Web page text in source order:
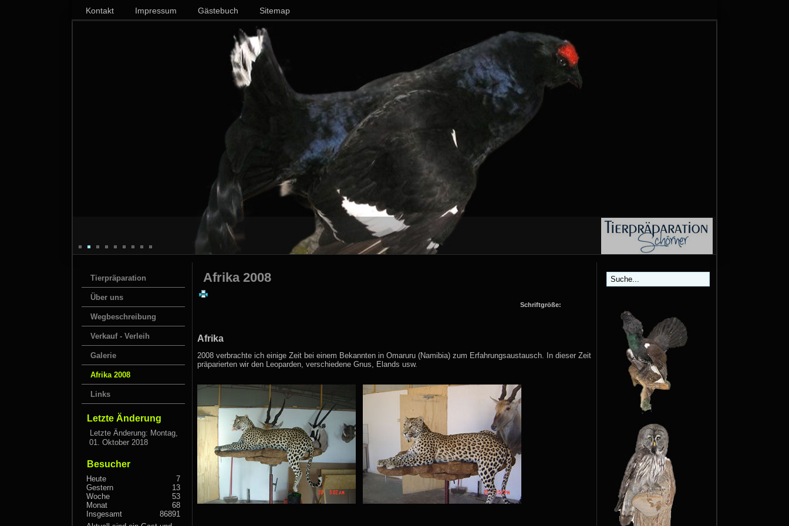
Kontakt Impressum Gästebuch Sitemap
Tierpräparation
Über uns
Wegbeschreibung
Verkauf - Verleih
Galerie
Afrika 2008
Links
Letzte Änderung
Letzte Änderung: Montag,
01. Oktober 2018
Besucher
Heute
7
Gestern
13
Woche
53
Monat
68
Insgesamt
86891
Afrika 2008
Schriftgröße:
Afrika
2008 verbrachte ich einige Zeit bei einem Bekannten in Omaruru (Namibia) zum Erfahrungsaustausch. In dieser Zeit
präparierten wir den Leoparden, verschiedene Gnus, Elands usw.